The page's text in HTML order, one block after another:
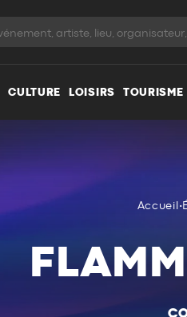
CULTURE LOISIRS TOURISME
Accueil •